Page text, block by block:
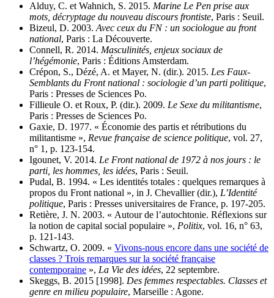
Alduy, C. et Wahnich, S. 2015. Marine Le Pen prise aux
mots, décryptage du nouveau discours frontiste, Paris : Seuil.
Bizeul, D. 2003. Avec ceux du FN : un sociologue au front
national, Paris : La Découverte.
Connell, R. 2014. Masculinités, enjeux sociaux de
l’hégémonie, Paris : Éditions Amsterdam.
Crépon, S., Dézé, A. et Mayer, N. (dir.). 2015. Les Faux-
Semblants du Front national : sociologie d’un parti politique,
Paris : Presses de Sciences Po.
Fillieule O. et Roux, P. (dir.). 2009. Le Sexe du militantisme,
Paris : Presses de Sciences Po.
Gaxie, D. 1977. « Économie des partis et rétributions du
militantisme », Revue française de science politique, vol. 27,
n° 1, p. 123‑154.
Igounet, V. 2014. Le Front national de 1972 à nos jours : le
parti, les hommes, les idées, Paris : Seuil.
Pudal, B. 1994. « Les identités totales : quelques remarques à
propos du Front national », in J. Chevallier (dir.), L’Identité
politique, Paris : Presses universitaires de France, p. 197‑205.
Retière, J. N. 2003. « Autour de l’autochtonie. Réflexions sur
la notion de capital social populaire », Politix, vol. 16, n° 63,
p. 121‑143.
Schwartz, O. 2009. « Vivons-nous encore dans une société de
classes ? Trois remarques sur la société française
contemporaine », La Vie des idées, 22 septembre.
Skeggs, B. 2015 [1998]. Des femmes respectables. Classes et
genre en milieu populaire, Marseille : Agone.